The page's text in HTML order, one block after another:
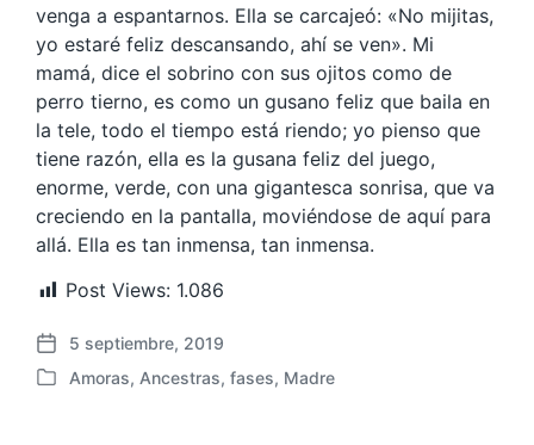
venga a espantarnos. Ella se carcajeó: «No mijitas,
yo estaré feliz descansando, ahí se ven». Mi
mamá, dice el sobrino con sus ojitos como de
perro tierno, es como un gusano feliz que baila en
la tele, todo el tiempo está riendo; yo pienso que
tiene razón, ella es la gusana feliz del juego,
enorme, verde, con una gigantesca sonrisa, que va
creciendo en la pantalla, moviéndose de aquí para
allá. Ella es tan inmensa, tan inmensa.
Post Views: 1.086
F
e
5 septiembre, 2019
P
Amoras, Ancestras, fases, Madre